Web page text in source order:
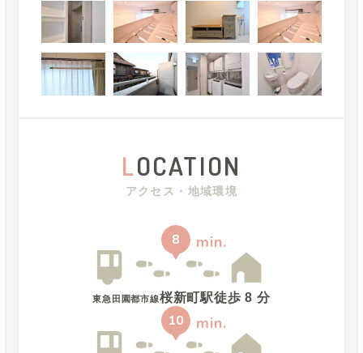
LOCATION
アクセス・地域環境
8 min.
東急田園都市線桜新町駅徒歩 8 分
10 min.